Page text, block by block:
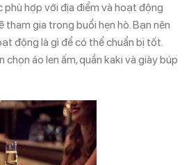
phù hợp với địa điểm và hoạt động
tham gia trong buổi hẹn hò. Bạn nên
động là gì để có thể chuẩn bị tốt.
chọn áo len ấm, quần kaki và giày búp